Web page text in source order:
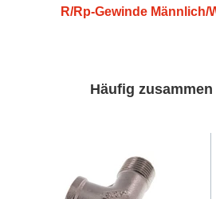
R/Rp-Gewinde Männlich/
Häufig